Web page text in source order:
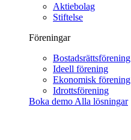
Aktiebolag
Stiftelse
Föreningar
Bostadsrättsförening
Ideell förening
Ekonomisk förening
Idrottsförening
Boka demo Alla lösningar